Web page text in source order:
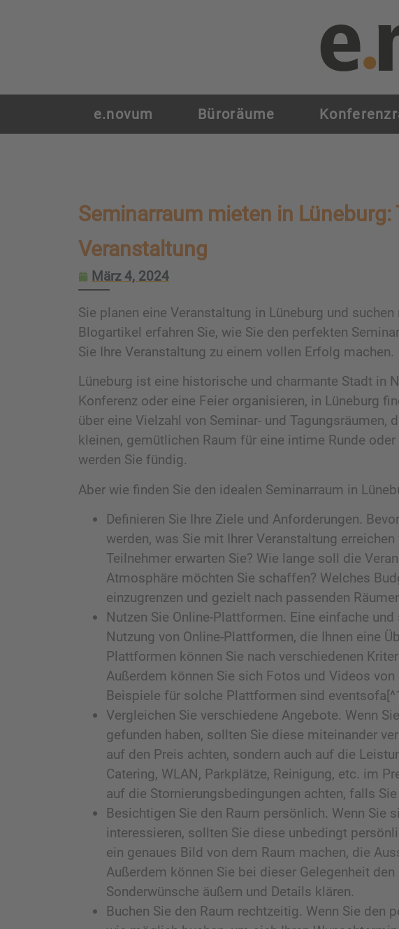
e.novum Büroräume
Seminarraum mieten in
Veranstaltung
März 4, 2024
Sie planen eine Veranstaltung in Lüneburg und
Blogartikel erfahren Sie, wie Sie den perfekten
Sie Ihre Veranstaltung zu einem vollen Erfolg machen.
Lüneburg ist eine historische und charmante Stadt in
Konferenz oder eine Feier organisieren, in Lüneburg
über eine Vielzahl von Seminar- und
kleinen, gemütlichen Raum für eine intime Runde
werden Sie fündig.
Aber wie finden Sie den idealen Seminarraum in
Definieren Sie Ihre Ziele und Anforderungen.
werden, was Sie mit Ihrer Veranstaltung
Teilnehmer erwarten Sie? Wie lange soll die
Atmosphäre möchten Sie schaffen? Welches
einzugrenzen und gezielt nach passenden
Nutzen Sie Online-Plattformen. Eine einfache
Nutzung von Online-Plattformen, die Ihnen eine
Plattformen können Sie nach verschiedenen
Außerdem können Sie sich Fotos und Videos
Beispiele für solche Plattformen sind
Vergleichen Sie verschiedene Angebote. Wenn
gefunden haben, sollten Sie diese miteinander
auf den Preis achten, sondern auch auf die
Catering, WLAN, Parkplätze, Reinigung, etc. im
auf die Stornierungsbedingungen achten, falls
Besichtigen Sie den Raum persönlich. Wenn Sie
interessieren, sollten Sie diese unbedingt
ein genaues Bild von dem Raum machen, die
Außerdem können Sie bei dieser Gelegenheit
Sonderwünsche äußern und Details klären.
Buchen Sie den Raum rechtzeitig. Wenn Sie den